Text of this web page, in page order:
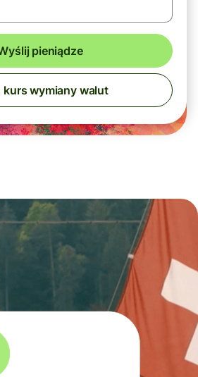
pieniądze
kurs wymiany walut